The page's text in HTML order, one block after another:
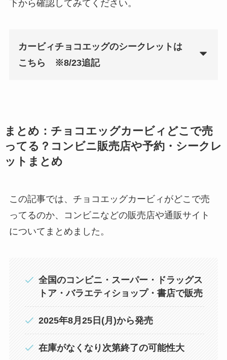
下から確認してみてください。
カービィチョコエッグのシークレットは
こちら
※8/23追記
まとめ：チョコエッグカービィどこで売
ってる？コンビニ販売店や予約・シークレ
ットまとめ
この記事では、チョコエッグカービィがどこで売
ってるのか、コンビニなどの販売店や通販サイト
についてまとめました。
全国のコンビニ・スーパー・ドラッグス
トア・バラエティショップ・書店で販売
2025年8月25日(月)から発売
在庫がなくなり次第終了の可能性大